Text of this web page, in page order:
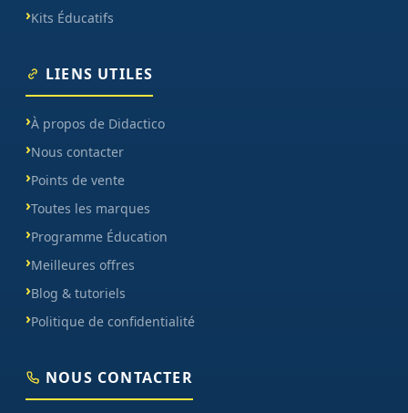
Kits Éducatifs
LIENS UTILES
À propos de Didactico
Nous contacter
Points de vente
Toutes les marques
Programme Éducation
Meilleures offres
Blog & tutoriels
Politique de confidentialité
NOUS CONTACTER